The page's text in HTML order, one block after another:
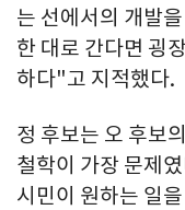
는 선에서의 개발
한 대로 간다면 굉
하다"고 지적했다.
정 후보는 오 후보
철학이 가장 문제
시민이 원하는 일